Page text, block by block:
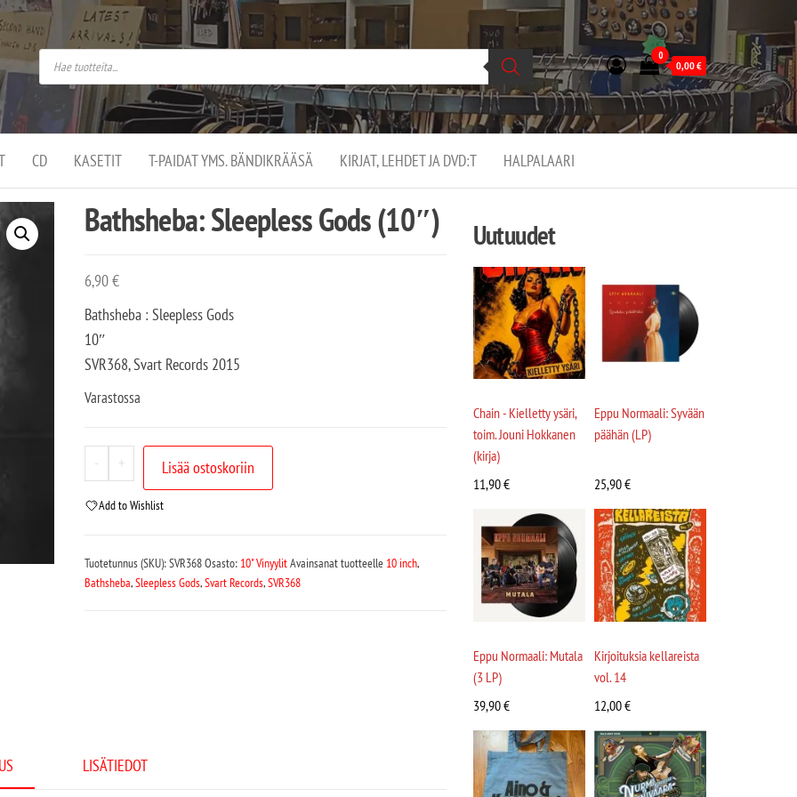
–
on
0
0,00€
CD KASETIT T-PAIDAT YMS. BÄNDIKRÄÄSÄ KIRJAT, LEHDET JA DVD:T HALPALAARI
Bathsheba: Sleepless Gods (10″)
6,90€
Bathsheba : Sleepless Gods
10″
SVR368, Svart Records 2015
Varastossa
- + Lisää ostoskoriin
Add to Wishlist
Tuotetunnus (SKU):SVR368Osasto: 10" VinyylitAvainsanat tuotteelle 10 inch,
Bathsheba,Sleepless Gods,Svart Records,SVR368
LISÄTIEDOT
Uutuudet
Chain - Kielletty ysäri,
toim. Jouni Hokkanen
(kirja)
11,90€
Eppu Normaali: Syvään
päähän (LP)
25,90€
Eppu Normaali: Mutala
(3 LP)
39,90€
Kirjoituksia kellareista
vol. 14
12,00€